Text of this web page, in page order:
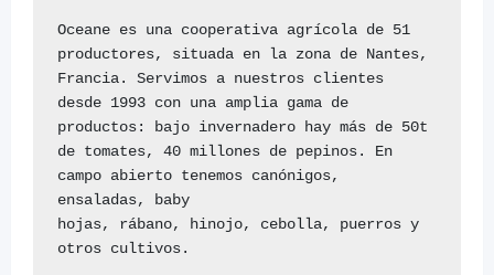
Oceane es una cooperativa agrícola de 51
productores, situada en la zona de Nantes,
Francia. Servimos a nuestros clientes
desde 1993 con una amplia gama de
productos: bajo invernadero hay más de 50t
de tomates, 40 millones de pepinos. En
campo abierto tenemos canónigos,
ensaladas, baby
hojas, rábano, hinojo, cebolla, puerros y
otros cultivos.